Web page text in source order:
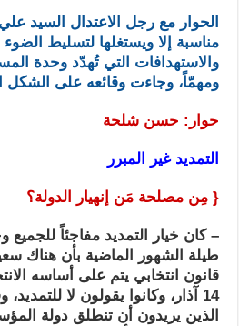
الحوار مع رجل الاعتدال السيد
مناسبة إلا ويستغلها لتسليط
والاستهدافات التي تُهدّد وحدة
ومهمّاً، وجاءت وقائعه على الشكل
حوار: حسن شلحة
التمديد غير المبرر
{ مِن مصلحة مَن إنهيار الدولة؟
– كان خيار التمديد مفاجئاً للجميع
طيلة الشهور الماضية بأن هناك
قانون انتخابي يتم على أساسه
14 آذار، وكانوا يقولون لا
الذين يريدون أن تنطلق دولة